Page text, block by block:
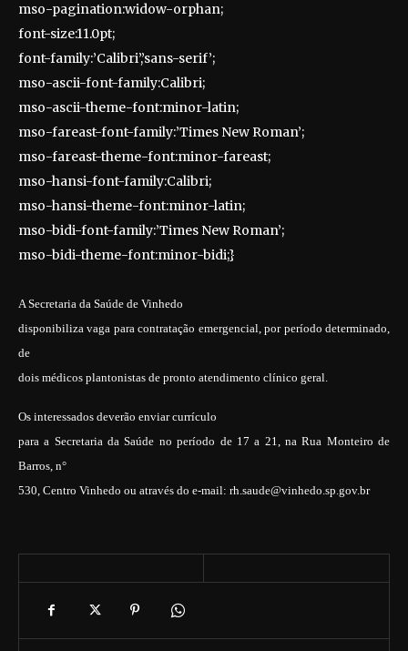
mso-pagination:widow-orphan;
font-size:11.0pt;
font-family:’Calibri’,’sans-serif’;
mso-ascii-font-family:Calibri;
mso-ascii-theme-font:minor-latin;
mso-fareast-font-family:’Times New Roman’;
mso-fareast-theme-font:minor-fareast;
mso-hansi-font-family:Calibri;
mso-hansi-theme-font:minor-latin;
mso-bidi-font-family:’Times New Roman’;
mso-bidi-theme-font:minor-bidi;}
A Secretaria da Saúde de Vinhedo
disponibiliza vaga para contratação emergencial, por período determinado,
de
dois médicos plantonistas de pronto atendimento clínico geral.
Os interessados deverão enviar currículo
para a Secretaria da Saúde no período de 17 a 21, na Rua Monteiro de
Barros, n°
530, Centro Vinhedo ou através do e-mail: rh.saude@vinhedo.sp.gov.br